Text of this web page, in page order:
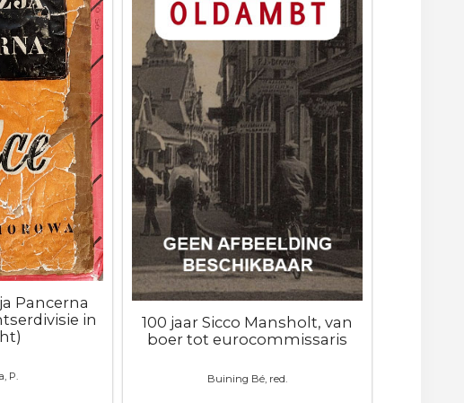
Pancerna
in
P.
100 jaar Sicco Mansholt, van
boer tot eurocommissaris
Buining Bé, red.